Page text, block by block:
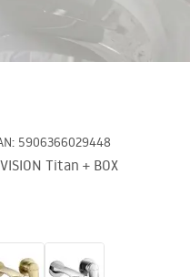
: 5906366029448
Titan + BOX